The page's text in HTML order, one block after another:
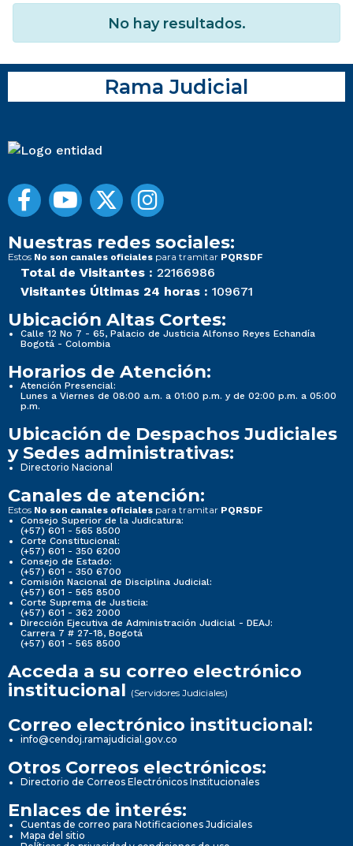
No hay resultados.
Rama Judicial
Nuestras redes sociales:
Estos No son canales oficiales para tramitar PQRSDF
Total de Visitantes : 22166986
Visitantes Últimas 24 horas : 109671
Ubicación Altas Cortes:
Calle 12 No 7 - 65, Palacio de Justicia Alfonso Reyes Echandía
Bogotá - Colombia
Horarios de Atención:
Atención Presencial:
Lunes a Viernes de 08:00 a.m. a 01:00 p.m. y de 02:00 p.m. a 05:00
p.m.
Ubicación de Despachos Judiciales
y Sedes administrativas:
Directorio Nacional
Canales de atención:
Estos No son canales oficiales para tramitar PQRSDF
Consejo Superior de la Judicatura:
(+57) 601 - 565 8500
Corte Constitucional:
(+57) 601 - 350 6200
Consejo de Estado:
(+57) 601 - 350 6700
Comisión Nacional de Disciplina Judicial:
(+57) 601 - 565 8500
Corte Suprema de Justicia:
(+57) 601 - 362 2000
Dirección Ejecutiva de Administración Judicial - DEAJ:
Carrera 7 # 27-18, Bogotá
(+57) 601 - 565 8500
Acceda a su correo electrónico
institucional (Servidores Judiciales)
Correo electrónico institucional:
info@cendoj.ramajudicial.gov.co
Otros Correos electrónicos:
Directorio de Correos Electrónicos Institucionales
Enlaces de interés:
Cuentas de correo para Notificaciones Judiciales
Mapa del sitio